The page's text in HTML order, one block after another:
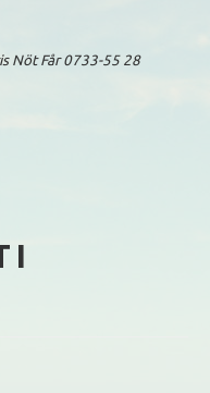
Nöt Får 0733-55 28
I